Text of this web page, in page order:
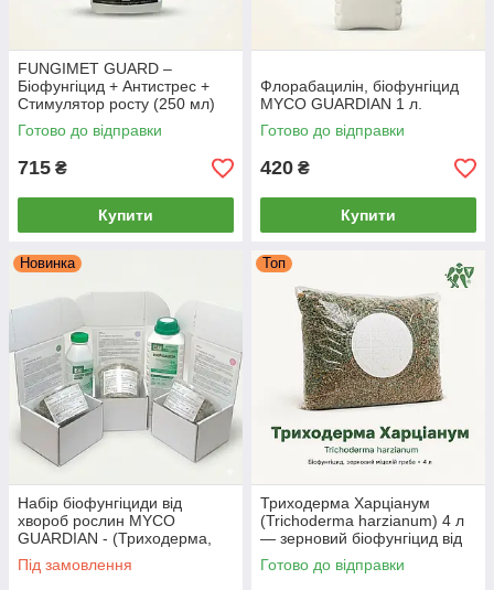
FUNGIMET GUARD –
Біофунгіцид + Антистрес +
Стимулятор росту (250 мл)
Готово до відправки
715 ₴
Купити
Флорабацилін, біофунгіцид
MYCO GUARDIAN 1 л.
Готово до відправки
420 ₴
Купити
Новинка
Набір біофунгіциди від
хвороб рослин MYCO
GUARDIAN - (Триходерма,
Бактерія, Прилипач)
Під замовлення
Топ
Триходерма Харціанум
(Trichoderma harzianum) 4 л
— зерновий біофунгіцид від
кореневих гнилей, MYCO
GUARDIAN
Готово до відправки